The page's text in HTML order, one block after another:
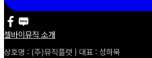
셀바이뮤직 소개
상호명 : (주)뮤직플랫 | 대표 : 성하묵